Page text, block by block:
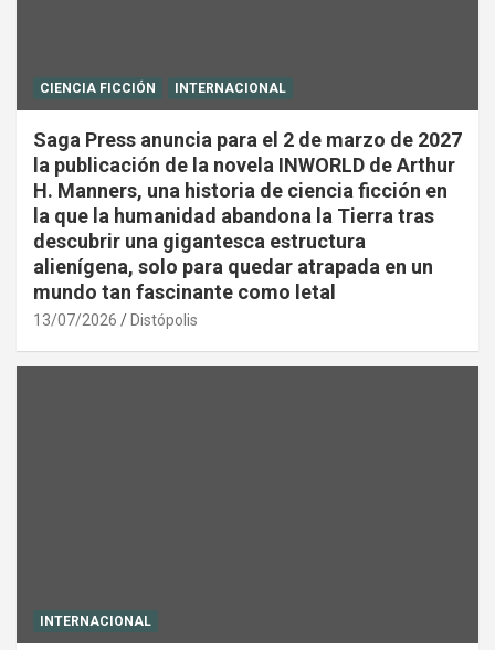
CIENCIA FICCIÓN INTERNACIONAL
Saga Press anuncia para el 2 de marzo de 2027
la publicación de la novela INWORLD de Arthur
H. Manners, una historia de ciencia ficción en
la que la humanidad abandona la Tierra tras
descubrir una gigantesca estructura
alienígena, solo para quedar atrapada en un
mundo tan fascinante como letal
13/07/2026 Distópolis
INTERNACIONAL